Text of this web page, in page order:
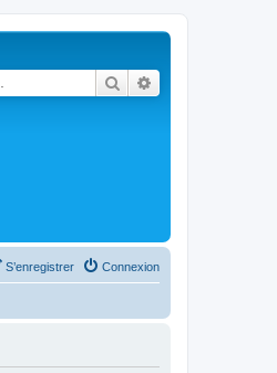
Rechercher
Connexion
S’enregistrer